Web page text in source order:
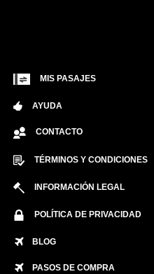
MIS PASAJES
AYUDA
CONTACTO
TÉRMINOS Y CONDICIONES
INFORMACIÓN LEGAL
POLÍTICA DE PRIVACIDAD
BLOG
PASOS DE COMPRA